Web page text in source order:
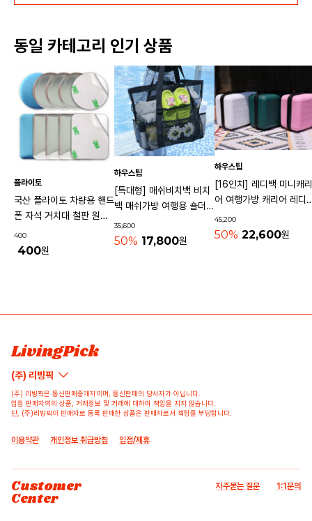
동일 카테고리 인기 상품
플라이토
국산 플라이토 차량용 핸드
폰 자석 거치대 철판 원형
사각 40mm
400
400원
하우스팁
[특대형] 매쉬비치백 비치
백 매쉬가방 여행용 숄더백
물놀이가방 수영가방 물빠
지는가방
35,600
50% 17,800원
하우스팁
[16인치] 레디백 미니캐리
어 여행가방 캐리어 레디
기내용가방
45,200
50% 22,600원
LivingPick
(주) 리빙픽
(주) 리빙픽은 통신판매중개자이며, 통신판매의 당사자가 아닙니다.
입점 판매자의의 상품, 거래정보 및 거래에 대하여 책임을 지지 않습니다.
단, (주)리빙픽이 판매자로 등록 판매한 상품은 판매자로서 책임을 부담합니다.
이용약관 개인정보 취급방침 입점/제휴
Customer
Center
자주묻는 질문 1:1문의